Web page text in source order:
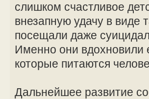
слишком счастливое
внезапную удачу в виде
посещали даже
Именно они
которые питаются
Дальнейшее развитие